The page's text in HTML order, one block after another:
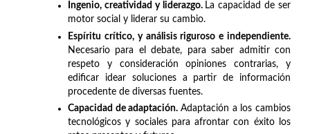
Ingenio, creatividad y liderazgo. La capacidad de ser
motor social y liderar su cambio.
Espíritu crítico, y análisis riguroso e independiente.
Necesario para el debate, para saber admitir con
respeto y consideración opiniones contrarias, y
edificar idear soluciones a partir de información
procedente de diversas fuentes.
Capacidad de adaptación. Adaptación a los cambios
tecnológicos y sociales para afrontar con éxito los